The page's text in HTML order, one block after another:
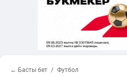
← Басты бет Футбол